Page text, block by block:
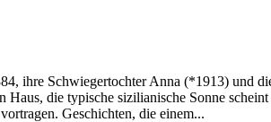
ihre Schwiegertochter Anna (*1913) und
die typische sizilianische Sonne scheint
Geschichten, die einem...